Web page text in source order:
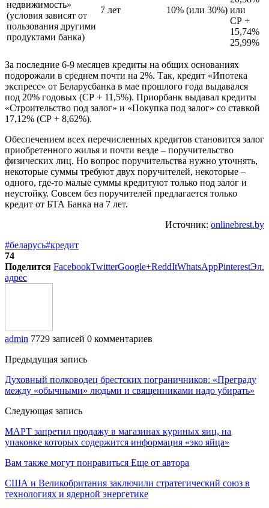
недвижимость»
(условия зависят от
пользования другими
продуктами банка)
7 лет 10% (или 30%) или
СР +
15,74%
25,99%
За последние 6-9 месяцев кредиты на общих основаниях
подорожали в среднем почти на 2%. Так, кредит «Ипотека
экспресс» от Беларусбанка в мае прошлого года выдавался
под 20% годовых (СР + 11,5%). Приорбанк выдавал кредиты
«Строительство под залог» и «Покупка под залог» со ставкой
17,12% (СР + 8,62%).
Обеспечением всех перечисленных кредитов становится залог
приобретенного жилья и почти везде – поручительство
физических лиц. Но вопрос поручительства нужно уточнять,
некоторые суммы требуют двух поручителей, некоторые –
одного, где-то малые суммы кредитуют только под залог и
неустойку. Совсем без поручителей предлагается только
кредит от БТА Банка на 7 лет.
Источник: onlinebrest.by
#беларусь#кредит
74
Поделится FacebookTwitterGoogle+ReddItWhatsAppPinterestЭл.
адрес
admin 7729 записей 0 комментариев
Предыдущая запись
Духовный полководец брестских пограничников: «Преграду
между «обычными» людьми и священниками надо убирать»
Следующая запись
МАРТ запретил продажу в магазинах куриных яиц, на
упаковке которых содержится информация «эко яйца»
Вам также могут понравиться Еще от автора
США и Великобритания заключили стратегический союз в
технологиях и ядерной энергетике